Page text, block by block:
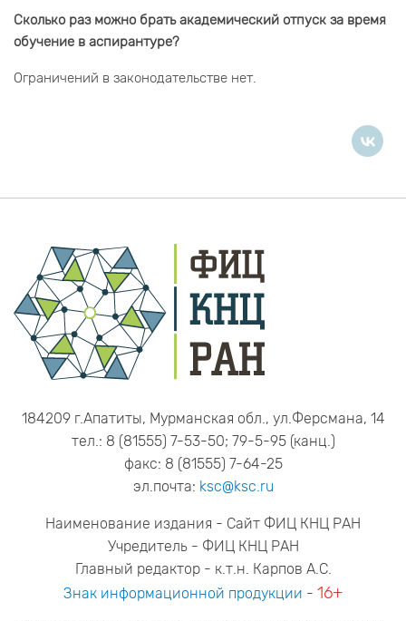
Сколько раз можно брать академический отпуск за время
обучение в аспирантуре?
Ограничений в законодательстве нет.
184209 г.Апатиты, Мурманская обл., ул.Ферсмана, 14
тел.: 8 (81555) 7-53-50; 79-5-95 (канц.)
факс: 8 (81555) 7-64-25
эл.почта: ksc@ksc.ru
Наименование издания - Сайт ФИЦ КНЦ РАН
Учредитель - ФИЦ КНЦ РАН
Главный редактор - к.т.н. Карпов А.С.
Знак информационной продукции - 16+